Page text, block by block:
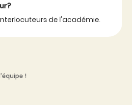
interlocuteurs de l'académie.
!